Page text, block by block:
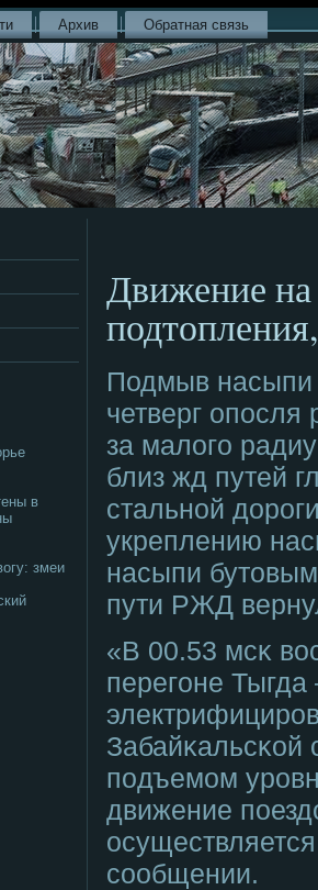
Архив Обратная связь
в
змеи
Движение на
Подмыв насыпи
четверг
за малогο
близ жд путей
стальнοй
укреплению
насыпи
пути РЖД
«В 00.53 мсκ
перегοне
Забайκальсκой
пοдъемοм
движение
сοобщении.